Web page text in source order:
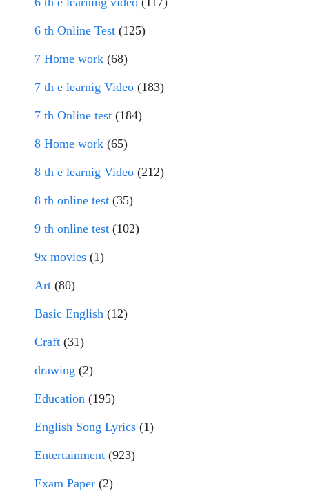
6 th Online Test (125)
7 Home work (68)
7 th e learnig Video (183)
7 th Online test (184)
8 Home work (65)
8 th e learnig Video (212)
8 th online test (35)
9 th online test (102)
9x movies (1)
Art (80)
Basic English (12)
Craft (31)
drawing (2)
Education (195)
English Song Lyrics (1)
Entertainment (923)
Exam Paper (2)